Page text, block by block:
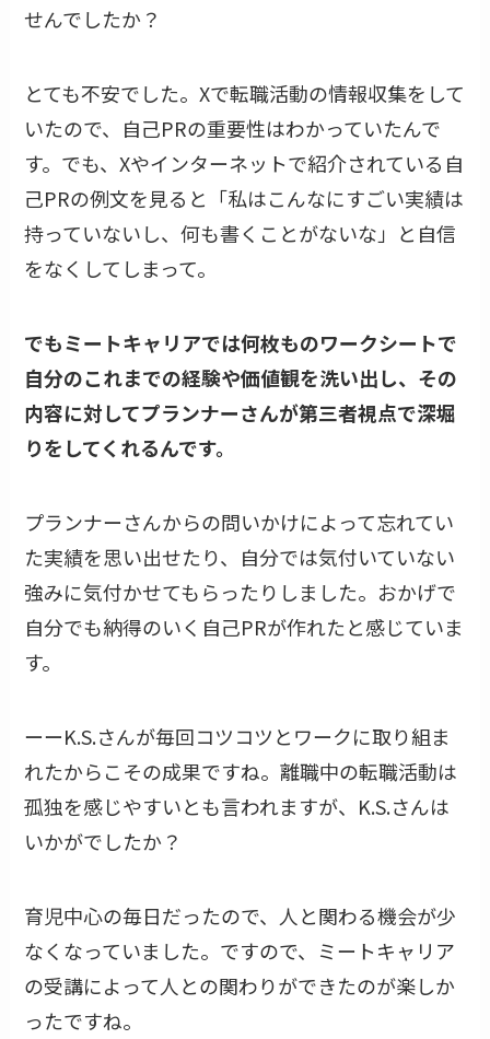
せんでしたか？
とても不安でした。Xで転職活動の情報収集をして
いたので、自己PRの重要性はわかっていたんで
す。でも、Xやインターネットで紹介されている自
己PRの例文を見ると「私はこんなにすごい実績は
持っていないし、何も書くことがないな」と自信
をなくしてしまって。
でもミートキャリアでは何枚ものワークシートで
自分のこれまでの経験や価値観を洗い出し、その
内容に対してプランナーさんが第三者視点で深堀
りをしてくれるんです。
プランナーさんからの問いかけによって忘れてい
た実績を思い出せたり、自分では気付いていない
強みに気付かせてもらったりしました。おかげで
自分でも納得のいく自己PRが作れたと感じていま
す。
ーーK.S.さんが毎回コツコツとワークに取り組ま
れたからこその成果ですね。離職中の転職活動は
孤独を感じやすいとも言われますが、K.S.さんは
いかがでしたか？
育児中心の毎日だったので、人と関わる機会が少
なくなっていました。ですので、ミートキャリア
の受講によって人との関わりができたのが楽しか
ったですね。